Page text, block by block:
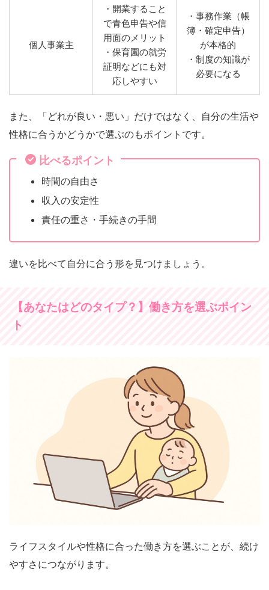
個人事業主
・開業すること
で青色申告や信
用面のメリット
・保育園の就労
証明などにも対
応しやすい
・事務作業（帳
簿・確定申告）
が本格的
・制度の知識が
必要になる
また、「どれが良い・悪い」だけではなく、自分の生活や
性格に合うかどうかで選ぶのもポイントです。
比べるポイント
時間の自由さ
収入の安定性
責任の重さ・手続きの手間
違いを比べて自分に合う形を見つけましょう。
【あなたはどのタイプ？】働き方を選ぶポイン
ト
ライフスタイルや性格に合った働き方を選ぶことが、続け
やすさにつながります。